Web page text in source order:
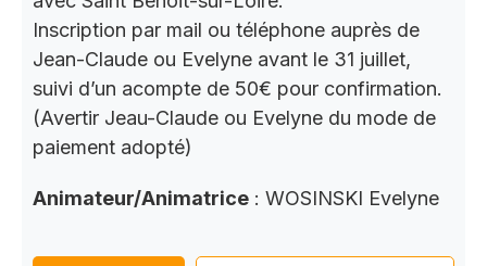
Inscription par mail ou téléphone auprès de
Jean-Claude ou Evelyne avant le 31 juillet,
suivi d’un acompte de 50€ pour confirmation.
(Avertir Jeau-Claude ou Evelyne du mode de
paiement adopté)
Animateur/Animatrice : WOSINSKI Evelyne